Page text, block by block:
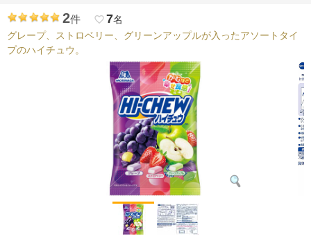
2件 favorite_border7名
グレープ、ストロベリー、グリーンアップルが入ったアソートタイ
プのハイチュウ。